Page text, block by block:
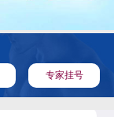
专家挂号